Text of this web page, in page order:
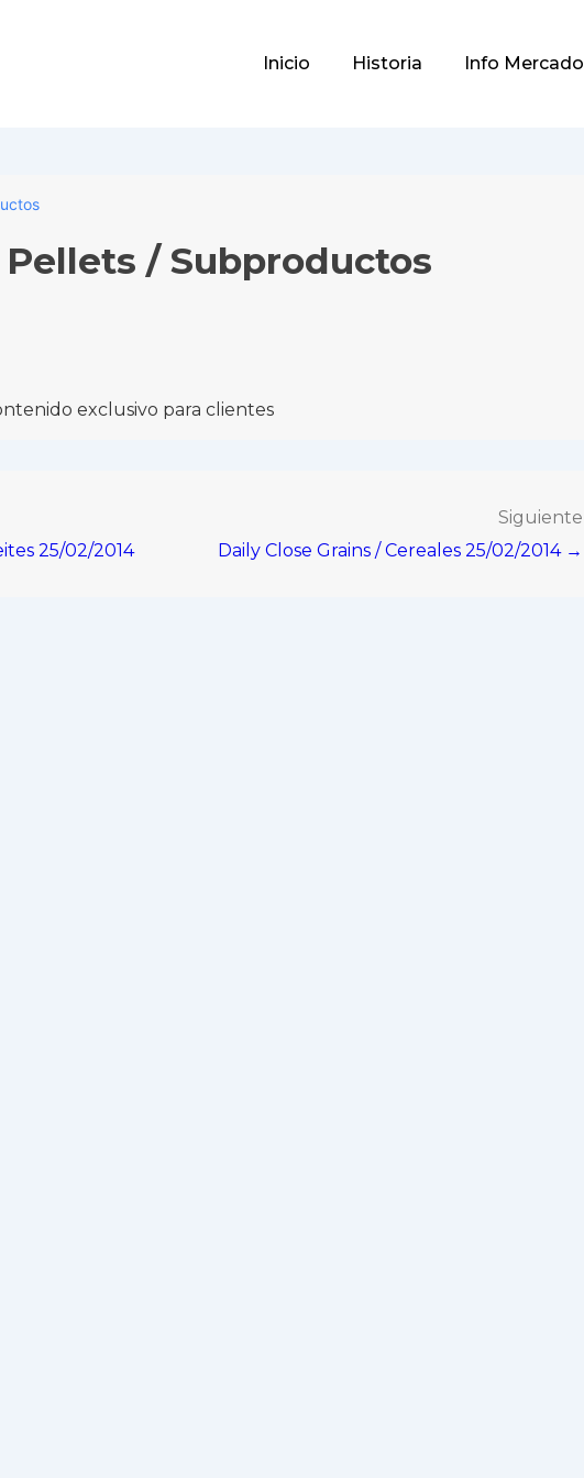
Main
Inicio Historia Info Mercado
Pellets / Subproductos
exclusivo para clientes
25/02/2014
Siguiente
Daily Close Grains / Cereales 25/02/2014 →